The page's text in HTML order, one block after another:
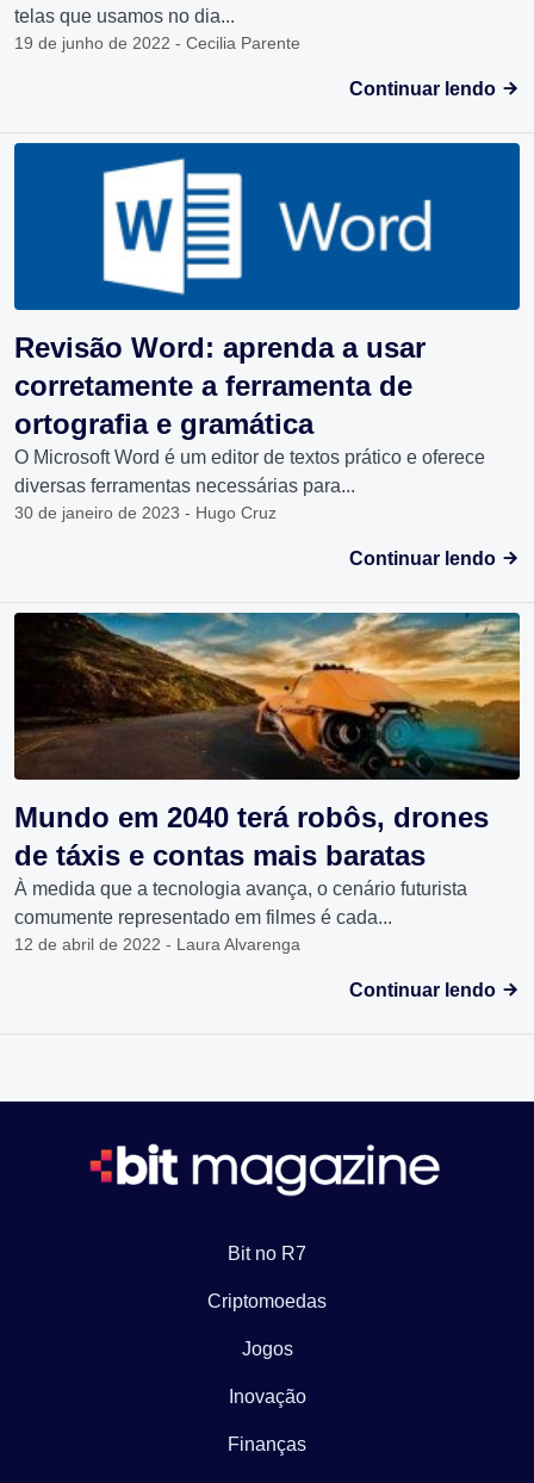
telas que usamos no dia...
19 de junho de 2022 - Cecilia Parente
Continuar lendo
Revisão Word: aprenda a usar
corretamente a ferramenta de
ortografia e gramática
O Microsoft Word é um editor de textos prático e oferece
diversas ferramentas necessárias para...
30 de janeiro de 2023 - Hugo Cruz
Continuar lendo
Mundo em 2040 terá robôs, drones
de táxis e contas mais baratas
À medida que a tecnologia avança, o cenário futurista
comumente representado em filmes é cada...
12 de abril de 2022 - Laura Alvarenga
Continuar lendo
Bit no R7
Criptomoedas
Jogos
Inovação
Finanças